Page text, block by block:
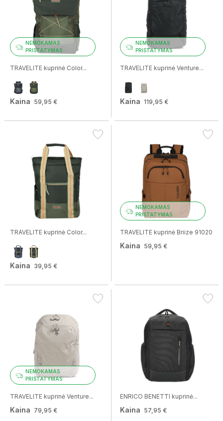
NEMOKAMAS
PRISTATYMAS
TRAVELITE kuprinė Color...
Kaina 59,95 €
NEMOKAMAS
PRISTATYMAS
TRAVELITE kuprinė Venture...
Kaina 119,95 €
TRAVELITE kuprinė Color...
Kaina 39,95 €
NEMOKAMAS
PRISTATYMAS
TRAVELITE kuprinė Briize 91020
Kaina 59,95 €
NEMOKAMAS
PRISTATYMAS
TRAVELITE kuprinė Venture...
Kaina 79,95 €
ENRICO BENETTI kuprinė...
Kaina 57,95 €